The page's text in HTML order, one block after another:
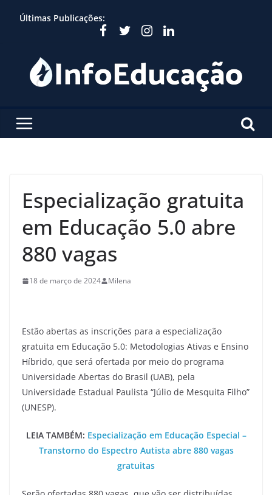
Últimas Publicações:
Especialização gratuita
em Educação 5.0 abre
880 vagas
18 de março de 2024 Milena
Estão abertas as inscrições para a especialização
gratuita em Educação 5.0: Metodologias Ativas e Ensino
Híbrido, que será ofertada por meio do programa
Universidade Abertas do Brasil (UAB), pela
Universidade Estadual Paulista “Júlio de Mesquita Filho”
(UNESP).
LEIA TAMBÉM: Especialização em Educação Especial –
Transtorno do Espectro Autista abre 880 vagas
gratuitas